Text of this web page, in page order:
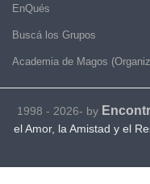
EnQués
Buscá los Grupos
Academia de Magos
1998 - 2026- by
el Amor, la Amistad y el